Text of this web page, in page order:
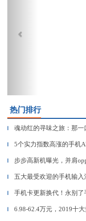
热门排行
▎ 魂动红的寻味之旅：那
▎ 5个实力指数高涨的手机
▎ 步步高新机曝光，并肩
▎ 五大最受欢迎的手机输
▎ 手机卡更新换代！永别
▎ 6.98-62.4万元，2019十